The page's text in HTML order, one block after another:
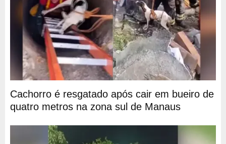
Cachorro é resgatado após cair em bueiro de
quatro metros na zona sul de Manaus